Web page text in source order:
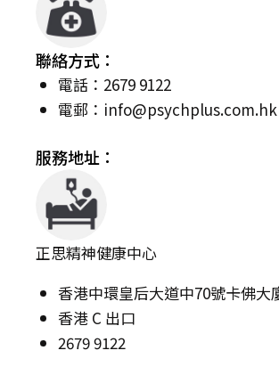
聯絡方式：
電話：2679 9122
電郵： info@psychplus.com.hk
服務地址：
正思精神健康中心
香港中環皇后大道中70號卡佛大
香港 C 出口
2679 9122